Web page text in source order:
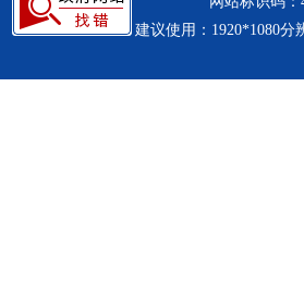
建议使用：1920*1080